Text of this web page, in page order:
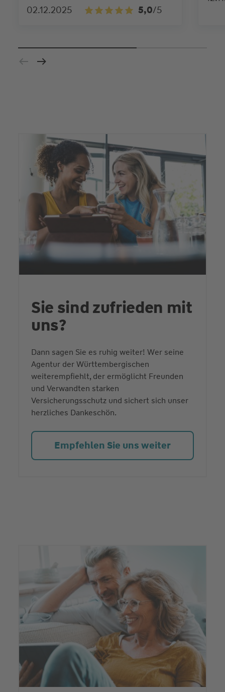
02.12.2025 5,0/5
Sie sind zufrieden mit
uns?
Dann sagen Sie es ruhig weiter! Wer seine
Agentur der Württembergischen
weiterempfiehlt, der ermöglicht Freunden
und Verwandten starken
Versicherungsschutz und sichert sich unser
herzliches Dankeschön.
Empfehlen Sie uns weiter